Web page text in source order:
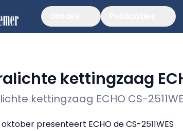
kettingzaag
kettingzaag ECHO CS-
presenteert ECHO de CS-2511WES